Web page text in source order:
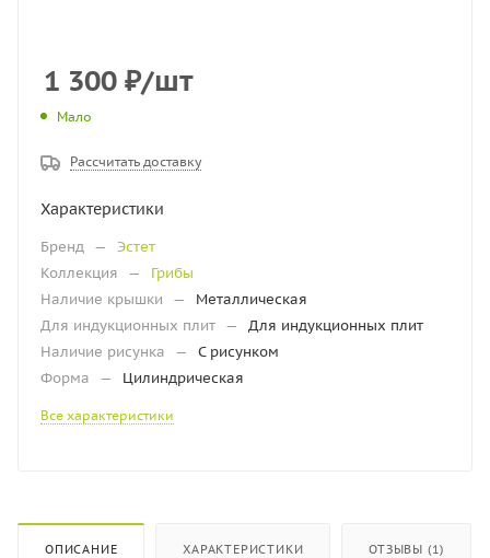
1 300 ₽/шт
Мало
Рассчитать доставку
Характеристики
Бренд —
Эстет
Коллекция
—
Грибы
Наличие крышки
—
Металлическая
Для индукционных плит —
Для индукционных плит
Наличие рисунка
—
С рисунком
Форма
— Цилиндрическая
Все характеристики
ОПИСАНИЕ ХАРАКТЕРИСТИКИ ОТЗЫВЫ (1)